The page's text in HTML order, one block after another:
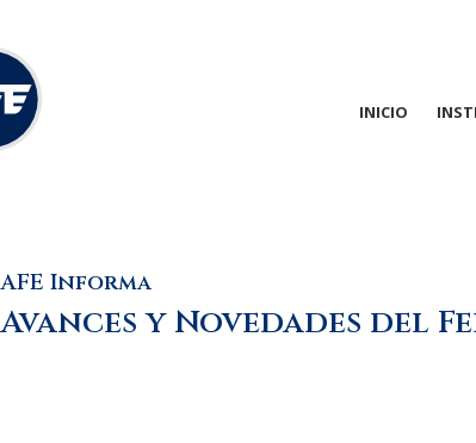
INICIO
AFE Informa
Avances y Novedades del